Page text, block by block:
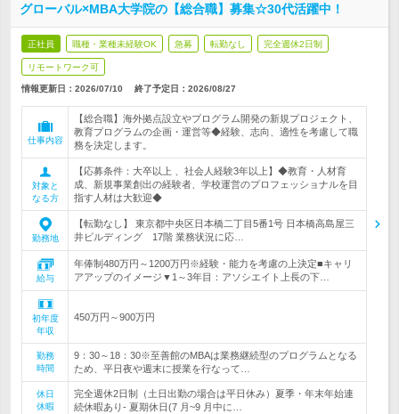
グローバル×MBA大学院の【総合職】募集☆30代活躍中！
正社員 職種・業種未経験OK 急募 転勤なし 完全週休2日制
リモートワーク可
情報更新日：2026/07/10 終了予定日： 2026/08/27
仕事内容
【総合職】海外拠点設立やプログラム開発の新規プロジェクト、
教育プログラムの企画・運営等◆経験、志向、適性を考慮して職
務を決定します。
対象と
なる方
【応募条件：大卒以上 、社会人経験3年以上】◆教育・人材育
成、新規事業創出の経験者、学校運営のプロフェッショナルを目
指す人材は大歓迎◆
勤務地
【転勤なし】 東京都中央区日本橋二丁目5番1号 日本橋高島屋三
井ビルディング 17階 業務状況に応…
給与
年俸制480万円～1200万円※経験・能力を考慮の上決定■キャリ
アアップのイメージ▼1～3年目：アソシエイト上長の下…
初年度
年収
450万円～900万円
勤務
時間
9：30～18：30※至善館のMBAは業務継続型のプログラムとなる
ため、平日夜や週末に授業を行なって…
休日
休暇
完全週休2日制（土日出勤の場合は平日休み）夏季・年末年始連
続休暇あり- 夏期休日(7 月~9 月中に…